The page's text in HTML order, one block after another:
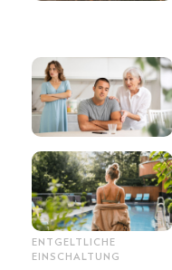
ENTGELTLICHE
EINSCHALTUNG